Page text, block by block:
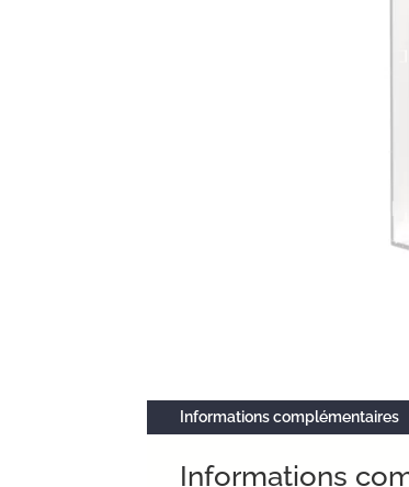
Informations complémentaires
Informations